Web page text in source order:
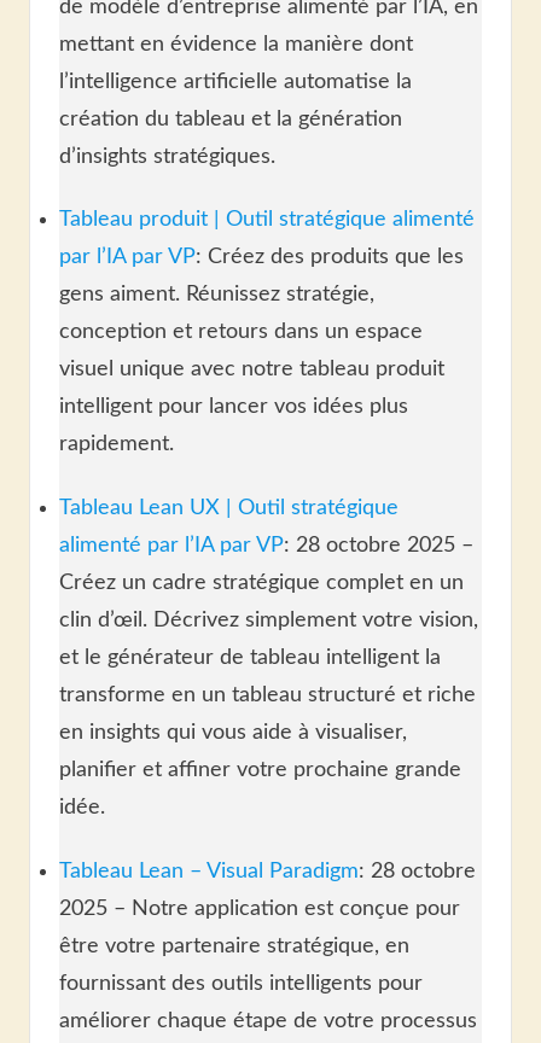
de modèle d’entreprise alimenté par l’IA, en
mettant en évidence la manière dont
l’intelligence artificielle automatise la
création du tableau et la génération
d’insights stratégiques.
Tableau produit | Outil stratégique alimenté
par l’IA par VP: Créez des produits que les
gens aiment. Réunissez stratégie,
conception et retours dans un espace
visuel unique avec notre tableau produit
intelligent pour lancer vos idées plus
rapidement.
Tableau Lean UX | Outil stratégique
alimenté par l’IA par VP: 28 octobre 2025 –
Créez un cadre stratégique complet en un
clin d’œil. Décrivez simplement votre vision,
et le générateur de tableau intelligent la
transforme en un tableau structuré et riche
en insights qui vous aide à visualiser,
planifier et affiner votre prochaine grande
idée.
Tableau Lean – Visual Paradigm: 28 octobre
2025 – Notre application est conçue pour
être votre partenaire stratégique, en
fournissant des outils intelligents pour
améliorer chaque étape de votre processus